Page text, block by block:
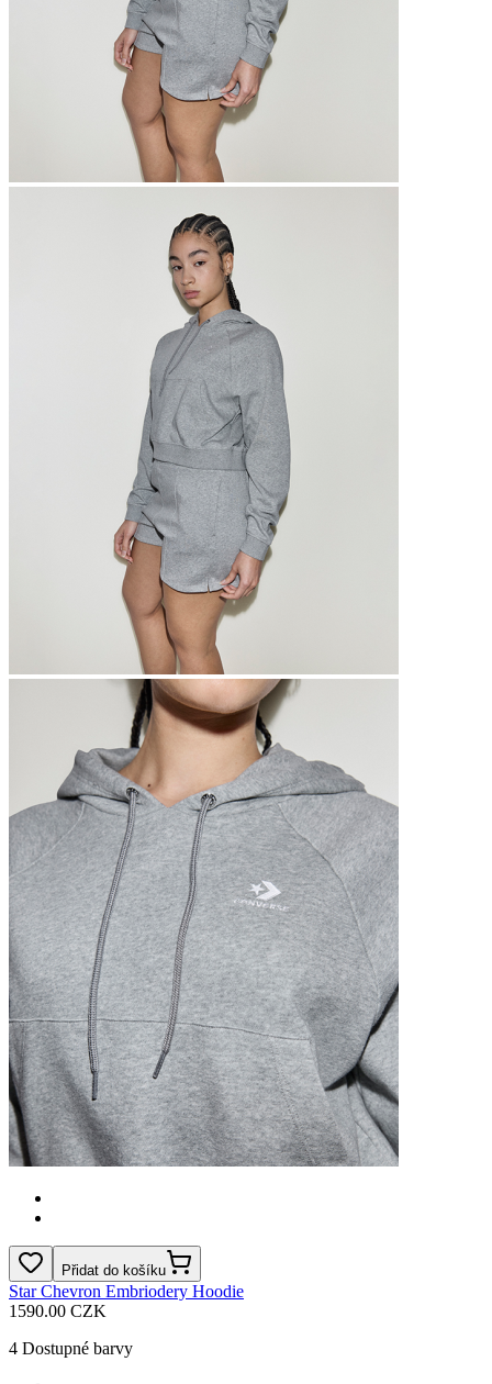
Přidat do košíku
Star Chevron Embriodery Hoodie
1590.00 CZK
4 Dostupné barvy